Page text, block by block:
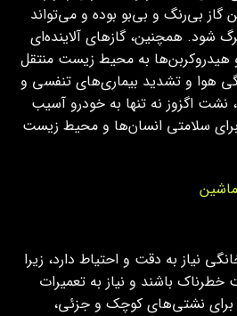
بی‌رنگ و بی‌بو بوده و می‌تواند
همچنین، گازهای آلاینده‌ای
هیدروکربن‌ها به محیط زیست منتقل
هوا و تشدید بیماری‌های تنفسی و
نشت اگزوز نه تنها به خودرو آسیب
سلامتی انسان‌ها و محیط زیست
نیاز به دقت و احتیاط دارد، زیرا
باشند و نیاز به تعمیرات
برای نشتی‌های کوچک و جزئی،